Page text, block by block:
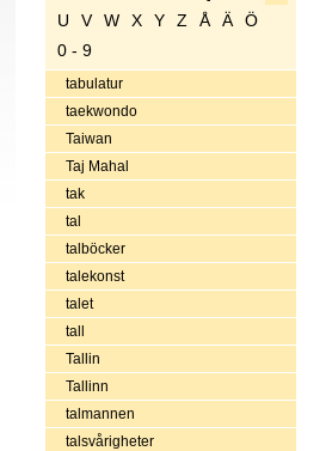
U
V W X Y Z Å Ä
Ö
0 - 9
tabulatur
taekwondo
Taiwan
Taj Mahal
tak
tal
talböcker
talekonst
talet
tall
Tallin
Tallinn
talmannen
talsvårigheter